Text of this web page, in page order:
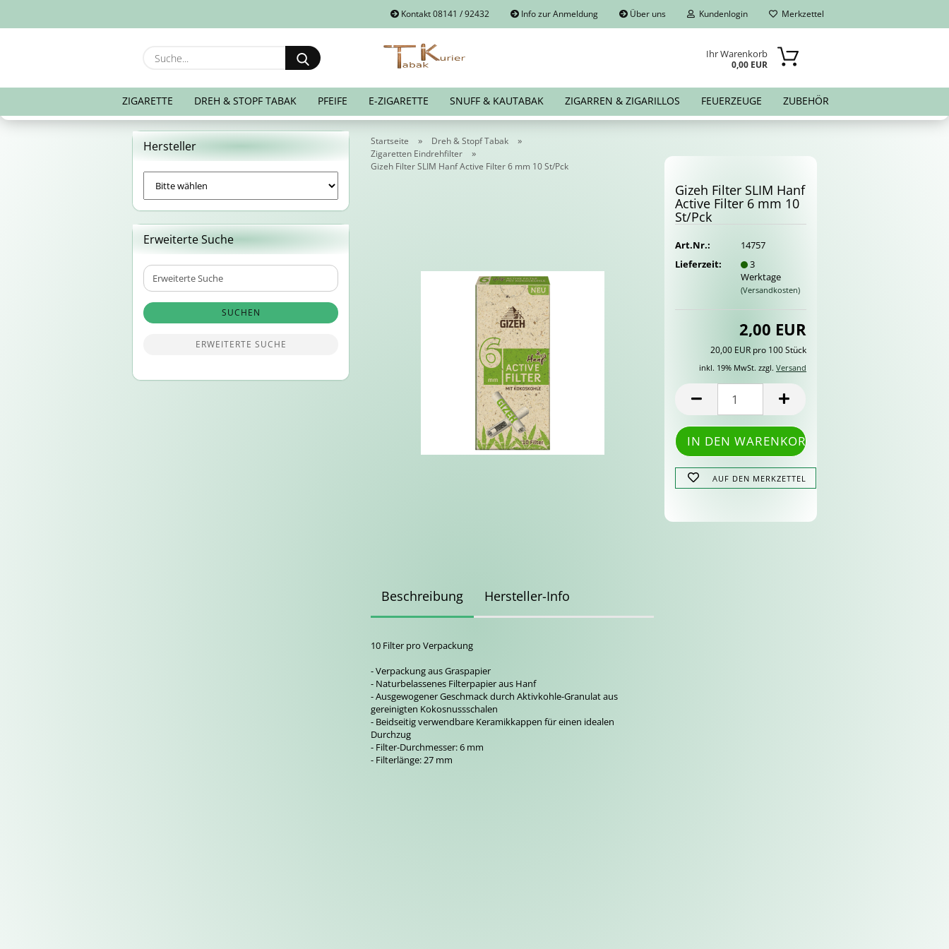
Kontakt 08141 / 92432 Info zur Anmeldung Über uns Kundenlogin Merkzettel
Suche... Ihr Warenkorb
0,00 EUR
ZIGARETTE DREH & STOPF TABAK PFEIFE E-ZIGARETTE SNUFF & KAUTABAK ZIGARREN & ZIGARILLOS FEUERZEUGE ZUBEHÖR
Startseite » Dreh & Stopf Tabak »
Zigaretten Eindrehfilter »
Gizeh Filter SLIM Hanf Active Filter 6 mm 10 St/Pck
Gizeh Fil­ter SLIM Hanf
Ac­ti­ve Fil­ter 6 mm 10
St/Pck
Art.Nr.:
14757
Lieferzeit:
3
Werktage
(Versandkosten)
2,00 EUR
20,00 EUR pro 100 Stück
inkl. 19% MwSt. zzgl. Versand
AUF DEN MERKZETTEL
Beschreibung Hersteller-Info
10 Filter pro Verpackung
- Verpackung aus Graspapier
- Naturbelassenes Filterpapier aus Hanf
- Ausgewogener Geschmack durch Aktivkohle-Granulat aus
gereinigten Kokosnussschalen
- Beidseitig verwendbare Keramikkappen für einen idealen
Durchzug
- Filter-Durchmesser: 6 mm
- Filterlänge: 27 mm
Hersteller
Erweiterte Suche
Erweiterte
Suche
SUCHEN
ERWEITERTE SUCHE